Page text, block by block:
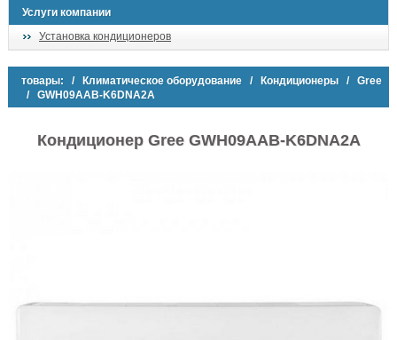
Услуги компании
Установка кондиционеров
товары: / Климатическое оборудование / Кондиционеры / Gree
/ GWH09AAB-K6DNA2A
Кондиционер Gree GWH09AAB-K6DNA2A